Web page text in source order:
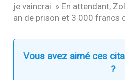
je vaincrai. » En attendant,
an de prison et 3 000 francs
Vous avez aimé ces
?